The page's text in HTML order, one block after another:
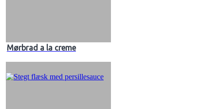
Mørbrad a la creme